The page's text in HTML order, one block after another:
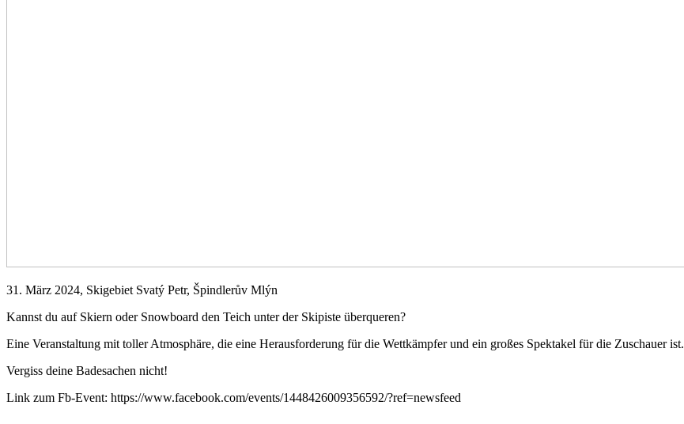
31. März 2024, Skigebiet Svatý Petr, Špindlerův Mlýn
Kannst du auf Skiern oder Snowboard den Teich unter der Skipiste überqueren?
Eine Veranstaltung mit toller Atmosphäre, die eine Herausforderung für die Wettkämpfer und ein großes Spektakel für die Zuschauer ist.
Vergiss deine Badesachen nicht!
Link zum Fb-Event: https://www.facebook.com/events/1448426009356592/?ref=newsfeed